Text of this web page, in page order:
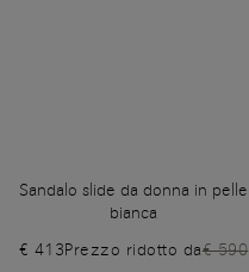
Sandalo slide da donna in pelle
bianca
€ 413Prezzo ridotto da€ 590